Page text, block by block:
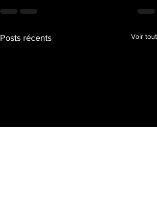
Posts récents Voir tout